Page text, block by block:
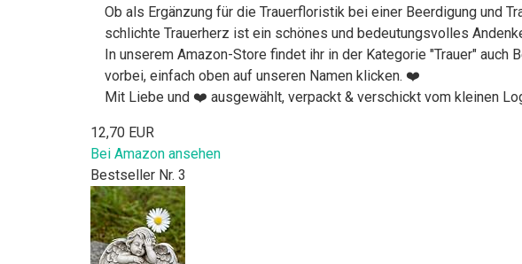
Ob als Ergänzung für die Trauerfloristik bei einer Beerdigung und
schlichte Trauerherz ist ein schönes und bedeutungsvolles
In unserem Amazon-Store findet ihr in der Kategorie "Trauer" auch
vorbei, einfach oben auf unseren Namen klicken. ❤️
Mit Liebe und ❤️ ausgewählt, verpackt & verschickt vom kleinen
12,70 EUR
Bei Amazon ansehen
Bestseller Nr. 3